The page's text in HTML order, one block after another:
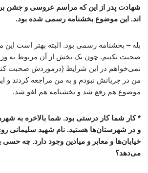
شهادت پدر از این که مراسم عروسی و جشن
اند. این موضوع بخشنامه رسمی شده بود.
بله – بخشنامه رسمی بود. البته بهتر است این
صحبت نکنیم. چون یک بخش از آن مربوط به
نمی‌خواهم در این شرایط {درموردش صحبت
من در جریانش نبودم و به من مراجعه کردند و
موضوع هم رفع شد و بخشنامه هم لغو شد.
* کار شما کار درستی بود. شما بالاخره به
و در شهرستان‌ها هستید. نام شهید سلیمانی
خیابان‌ها و معابر و میادین وجود دارد. چه
می‌دهد؟